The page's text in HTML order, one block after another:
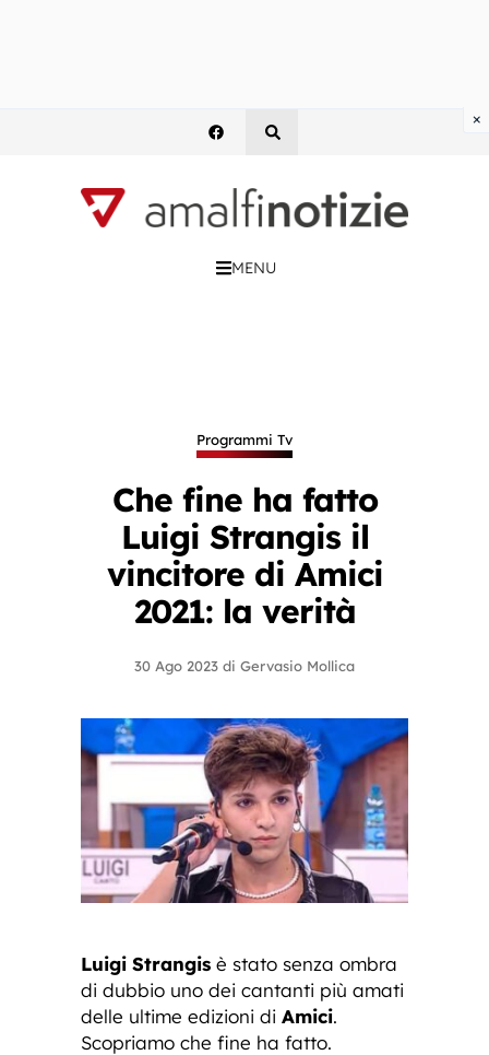
MENU
Programmi Tv
Che fine ha fatto
Luigi Strangis il
vincitore di Amici
2021: la verità
30 Ago 2023 di Gervasio Mollica
Luigi Strangis è stato senza ombra
di dubbio uno dei cantanti più amati
delle ultime edizioni di Amici.
Scopriamo che fine ha fatto.
×